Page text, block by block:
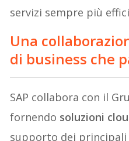
servizi sempre più
Una
di business che
SAP collabora con il
fornendo soluzioni
supporto dei principali